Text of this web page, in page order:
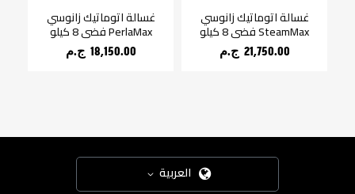
غسالة اتوماتيك زانوسي
SteamMax فضي 8 كيلو
21,750.00 ج.م‏
غسالة اتوماتيك زانوسي
PerlaMax فضي 8 كيلو
18,150.00 ج.م‏
العربية